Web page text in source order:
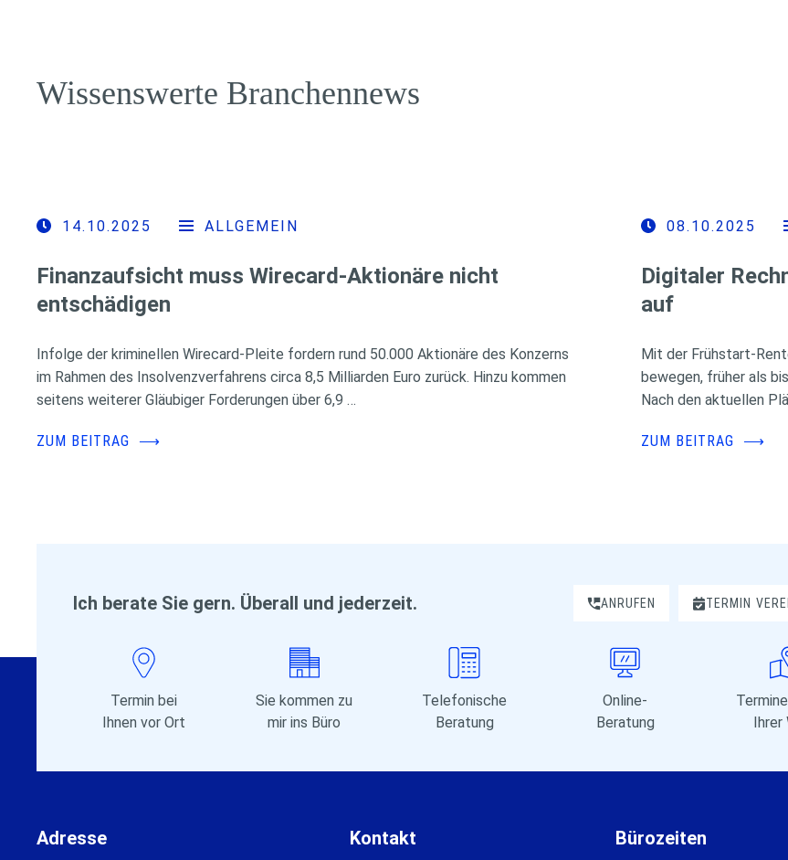
Wissenswerte Branchennews
14.10.2025 ALLGEMEIN
Finanzaufsicht muss Wirecard-Aktionäre nicht
entschädigen
Infolge der kriminellen Wirecard-Pleite fordern rund 50.000 Aktionäre des Konzerns
im Rahmen des Insolvenzverfahrens circa 8,5 Milliarden Euro zurück. Hinzu kommen
seitens weiterer Gläubiger Forderungen über 6,9 …
ZUM BEITRAG ⟶
08.10.2025
Digitaler
auf
Mit der Frühstart-
bewegen, früher als
Nach den aktuellen
ZUM BEITRAG ⟶
Ich berate Sie gern. Überall und jederzeit. ANRUFEN TERMIN
Termin bei
Ihnen vor Ort
Sie kommen zu
mir ins Büro
Telefonische
Beratung
Online-
Beratung
Ihrer
Adresse Kontakt Bürozeiten